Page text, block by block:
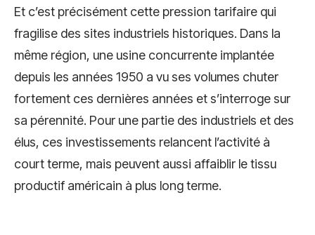
Et c’est précisément cette pression tarifaire qui
fragilise des sites industriels historiques. Dans la
même région, une usine concurrente implantée
depuis les années 1950 a vu ses volumes chuter
fortement ces dernières années et s’interroge sur
sa pérennité. Pour une partie des industriels et des
élus, ces investissements relancent l’activité à
court terme, mais peuvent aussi affaiblir le tissu
productif américain à plus long terme.